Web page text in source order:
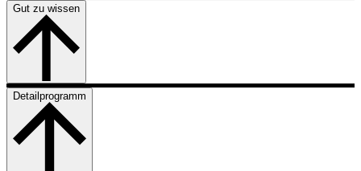
Gut zu wissen
Detailprogramm